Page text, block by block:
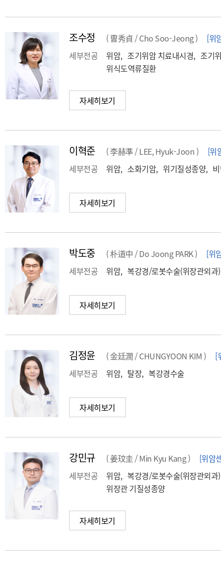
조수정 ( 曺秀貞 / Cho Soo-Jeong )
[위
세부전공
위암, 조기위암 치료내시경, 조
위식도역류질환
자세히보기
이혁준 ( 李赫準 / LEE, Hyuk-Joon )
[위
세부전공
위암, 소화기암, 위기질성종양,
자세히보기
박도중 ( 朴道中 / Do Joong PARK )
[위
세부전공
위암, 복강경/로봇수술(위장관외
자세히보기
김정윤 ( 金廷潤 / CHUNGYOON KIM )
[
세부전공
위암, 탈장, 복강경수술
자세히보기
강민규 ( 姜玟圭 / Min Kyu Kang )
[위암
세부전공
위암, 복강경/로봇수술(위장관외
위장관 기질성종양
자세히보기